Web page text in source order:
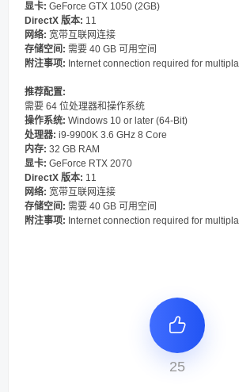
显卡: GeForce GTX 1050 (2GB)
DirectX 版本: 11
网络: 宽带互联网连接
存储空间: 需要 40 GB 可用空间
附注事项: Internet connection required for
推荐配置:
需要 64 位处理器和操作系统
操作系统: Windows 10 or later (64-Bit)
处理器: i9-9900K 3.6 GHz 8 Core
内存: 32 GB RAM
显卡: GeForce RTX 2070
DirectX 版本: 11
网络: 宽带互联网连接
存储空间: 需要 40 GB 可用空间
附注事项: Internet connection required for
25